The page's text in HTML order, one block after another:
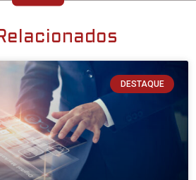
DESTAQUE